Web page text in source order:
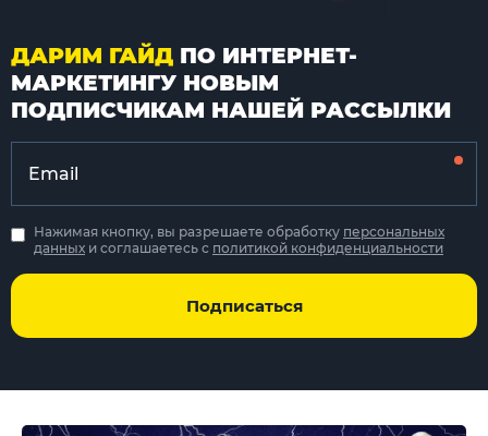
ДАРИМ ГАЙД ПО ИНТЕРНЕТ-
МАРКЕТИНГУ НОВЫМ
ПОДПИСЧИКАМ НАШЕЙ РАССЫЛКИ
Подписаться
Нажимая кнопку, вы разрешаете обработку персональных
данных и соглашаетесь с политикой конфиденциальности